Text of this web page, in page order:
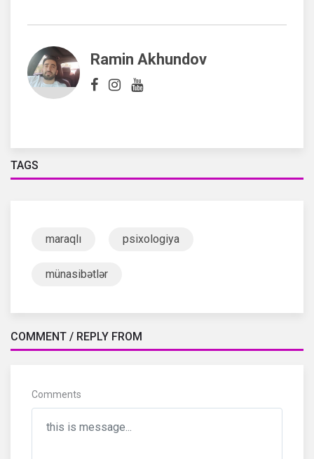
Ramin Akhundov
TAGS
maraqlı psixologiya
münasibətlər
COMMENT / REPLY FROM
Comments